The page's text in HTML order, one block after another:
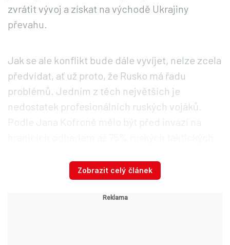
zvrátit vývoj a získat na východě Ukrajiny
převahu.
Jak se ale konflikt bude dále vyvíjet, nelze zcela
předvídat, ať už proto, že Rusko má řadu
problémů. Jedním z těch největších je
nedostatek profesionálních ruských vojáků.
Podle Jana Kofroně mělo být před invazí na
dalších 20% taktických praporních sil najít, ale
šlo by to na úkor toho, že by se velmi
Kdyby se někdo snažil v Arménii
Zobrazit celý článek